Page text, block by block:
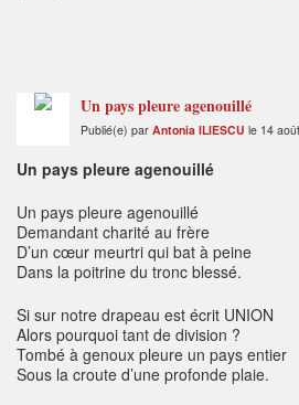
Un pays pleure agenouillé
Publié(e) par Antonia ILIESCU le 14
Un pays pleure agenouillé
Un pays pleure agenouillé
Demandant charité au frère
D’un cœur meurtri qui bat à peine
Dans la poitrine du tronc blessé.
Si sur notre drapeau est écrit UNION
Alors pourquoi tant de division ?
Tombé à genoux pleure un pays entier
Sous la croute d’une profonde plaie.